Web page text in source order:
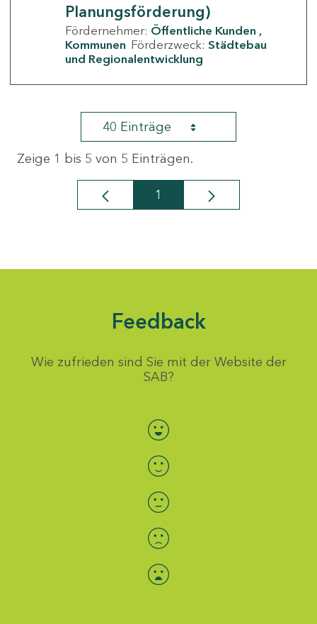
Planungsförderung)
Fördernehmer: Öffentliche Kunden
Kommunen Förderzweck: Städtebau
und Regionalentwicklung
40 Einträge
Zeige 1 bis 5 von 5 Einträgen.
Seite
1
Feedback
Wie zufrieden sind Sie mit der Website der
SAB?
Bewertung auswählen